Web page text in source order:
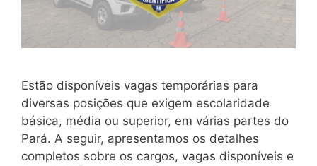
Estão disponíveis vagas temporárias para
diversas posições que exigem escolaridade
básica, média ou superior, em várias partes do
Pará. A seguir, apresentamos os detalhes
completos sobre os cargos, vagas disponíveis e